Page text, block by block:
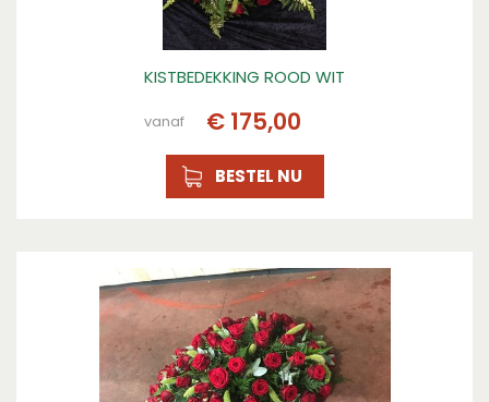
KISTBEDEKKING ROOD WIT
vanaf € 175,00
BESTEL NU